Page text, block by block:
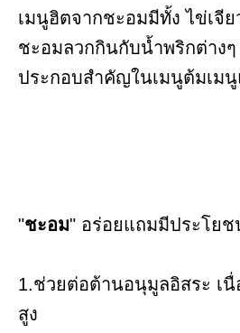
เมนูฮิตจากชะอมมีทั้ง ไข่เจี
ชะอมลวกกินกับน้ำพริกต่าง
ประกอบสำคัญในเมนูต้มเม
"ชะอม" อร่อยแถมมีประโยช
1.ช่วยต่อต้านอนุมูลอิสระ เนื่
สูง